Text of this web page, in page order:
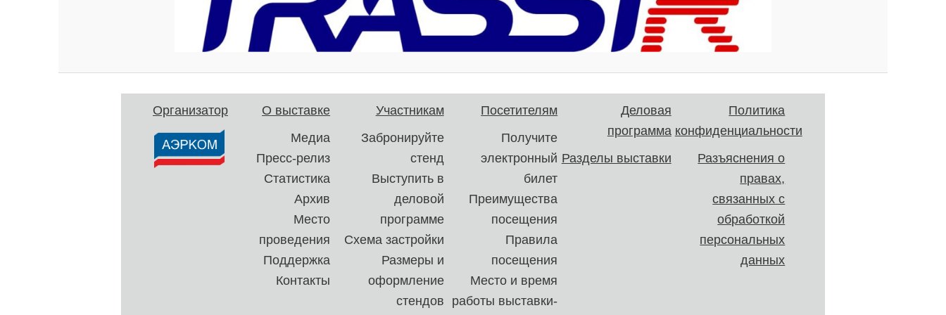
Организатор
О выставке
Медиа
Пресс-релиз
Статистика
Архив
Место
проведения
Поддержка
Контакты
Участникам
Забронируйте
стенд
Выступить в
деловой
программе
Схема застройки
Размеры и
оформление
стендов
Посетителям
Получите
электронный
билет
Преимущества
посещения
Правила
посещения
Место и время
работы выставки-
Деловая
программа
Разделы выставки
Политика
конфиденциальности
Разъяснения о
правах,
связанных с
обработкой
персональных
данных